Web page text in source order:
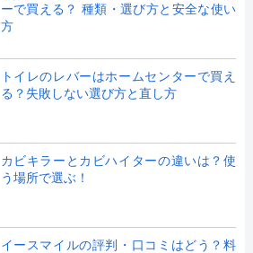
ーで買える？ 種類・選び方と安全な使い
方
トイレのレバーはホームセンターで買え
る？失敗しない選び方と直し方
カビキラーとカビハイターの違いは？使
う場所で選ぶ！
イースマイルの評判・口コミはどう？料